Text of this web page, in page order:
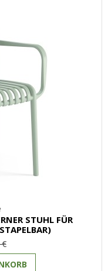
STUHL FÜR